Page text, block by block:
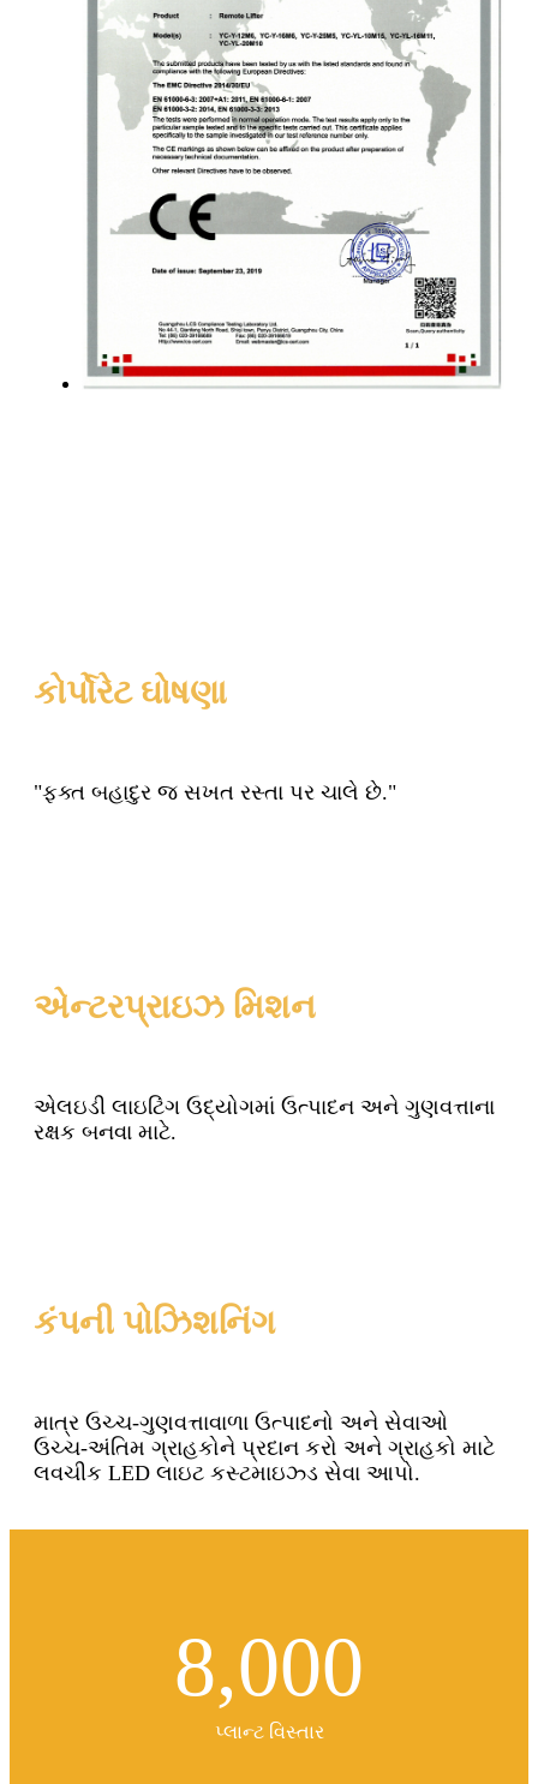
કોર્પોરેટ ઘોષણા
"ફક્ત બહાદુર જ સખત રસ્તા પર ચાલે છે."
એન્ટરપ્રાઇઝ મિશન
એલઇડી લાઇટિંગ ઉદ્યોગમાં ઉત્પાદન અને ગુણવત્તાના
રક્ષક બનવા માટે.
કંપની પોઝિશનિંગ
માત્ર ઉચ્ચ-ગુણવત્તાવાળા ઉત્પાદનો અને સેવાઓ
ઉચ્ચ-અંતિમ ગ્રાહકોને પ્રદાન કરો અને ગ્રાહકો માટે
લવચીક LED લાઇટ કસ્ટમાઇઝ્ડ સેવા આપો.
8,000
પ્લાન્ટ વિસ્તાર